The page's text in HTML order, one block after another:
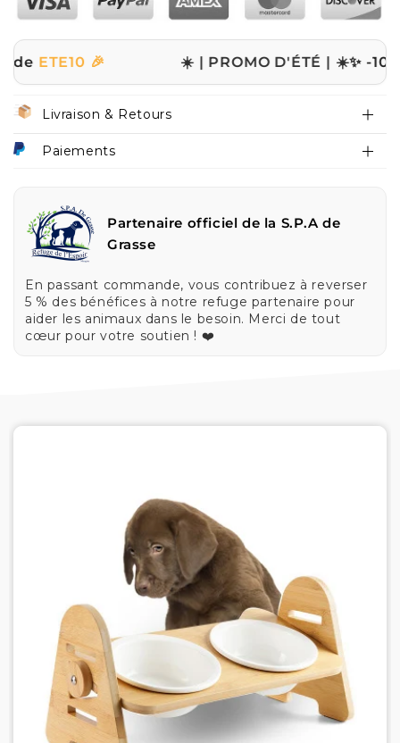
🎉 ☀️ | PROMO D'ÉTÉ | ☀️✨ -10% sur
Livraison & Retours
Paiements
Partenaire officiel de la S.P.A de
Grasse
En passant commande, vous contribuez à reverser
5 % des bénéfices à notre refuge partenaire pour
aider les animaux dans le besoin. Merci de tout
cœur pour votre soutien ! ❤️